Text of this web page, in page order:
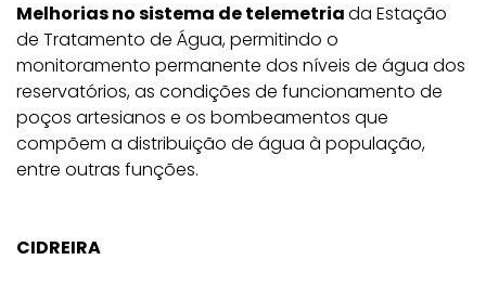
Melhorias no sistema de telemetriada Estação
de Tratamento de Água, permitindo o
monitoramento permanente dos níveis de água dos
reservatórios, as condições de funcionamento de
poços artesianos e os bombeamentos que
compõem a distribuição de água à população,
entre outras funções.
CIDREIRA